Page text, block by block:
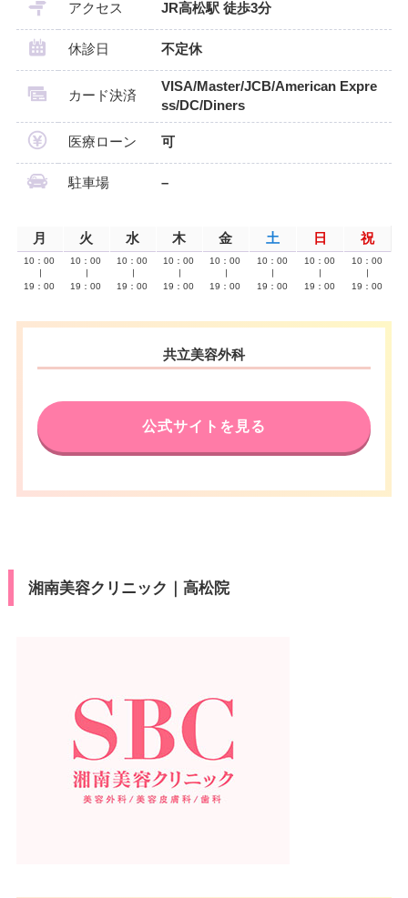
アクセス JR高松駅 徒歩3分
休診日 不定休
カード決済
VISA/Master/JCB/American Expre
ss/DC/Diners
医療ローン 可
駐車場 –
月 火 水 木 金 土 日 祝
10：00
19：00
10：00
19：00
10：00
19：00
10：00
19：00
10：00
19：00
10：00
19：00
10：00
19：00
10：00
19：00
共立美容外科
公式サイトを見る
湘南美容クリニック｜高松院